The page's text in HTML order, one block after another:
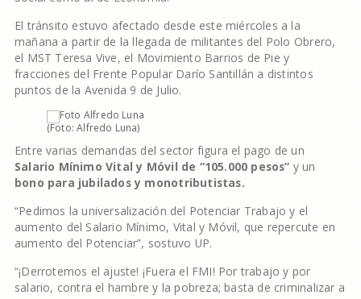
El tránsito estuvo afectado desde este miércoles a la
mañana a partir de la llegada de militantes del Polo Obrero,
el MST Teresa Vive, el Movimiento Barrios de Pie y
fracciones del Frente Popular Darío Santillán a distintos
puntos de la Avenida 9 de Julio.
(Foto: Alfredo Luna)
Entre varias demandas del sector figura el pago de un
Salario Mínimo Vital y Móvil de “105.000 pesos” y un
bono para jubilados y monotributistas.
“Pedimos la universalización del Potenciar Trabajo y el
aumento del Salario Mínimo, Vital y Móvil, que repercute en
aumento del Potenciar”, sostuvo UP.
“¡Derrotemos el ajuste! ¡Fuera el FMI! Por trabajo y por
salario, contra el hambre y la pobreza; basta de criminalizar a